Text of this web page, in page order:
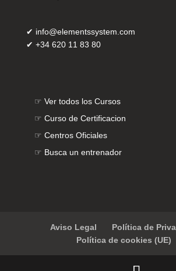
✔ info@elementssystem.com
✔ +34 620 11 83 80
☞ Ver todos los Cursos
☞ Curso de Certificacion
☞ Centros Oficiales
☞ Busca un entrenador
Aviso Legal
Política de
Política de cookies (UE)